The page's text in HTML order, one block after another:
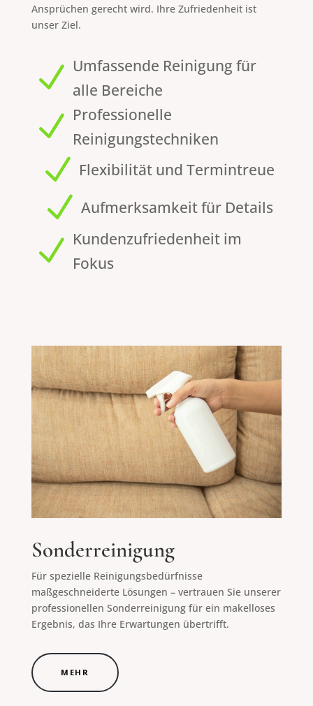
Ansprüchen gerecht wird. Ihre Zufriedenheit ist
unser Ziel.
N Umfassende Reinigung für
alle Bereiche
N Professionelle
Reinigungstechniken
N Flexibilität und Termintreue
N Aufmerksamkeit für Details
N Kundenzufriedenheit im
Fokus
Sonderreinigung
Für spezielle Reinigungsbedürfnisse
maßgeschneiderte Lösungen – vertrauen Sie unserer
professionellen Sonderreinigung für ein makelloses
Ergebnis, das Ihre Erwartungen übertrifft.
MEHR